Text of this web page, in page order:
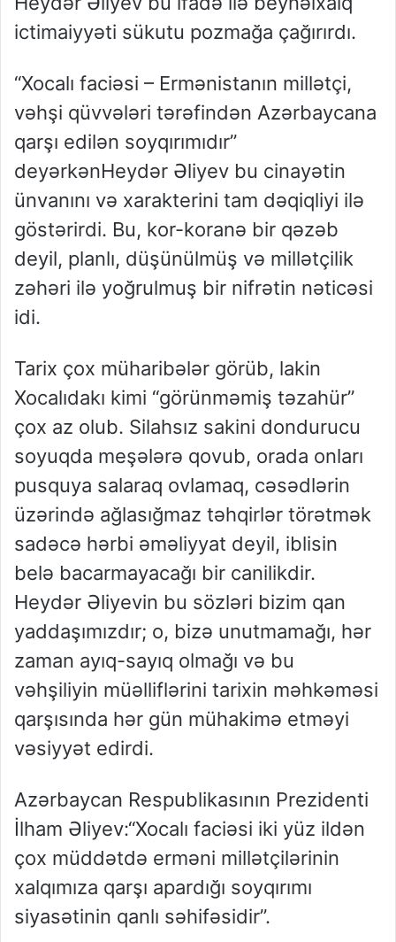
ictimaiyyəti sükutu pozmağa çağırırdı.
“Xocalı faciəsi – Ermənistanın millətçi,
vəhşi qüvvələri tərəfindən Azərbaycana
qarşı edilən soyqırımıdır”
deyərkənHeydər Əliyev bu cinayətin
ünvanını və xarakterini tam dəqiqliyi ilə
göstərirdi. Bu, kor-koranə bir qəzəb
deyil, planlı, düşünülmüş və millətçilik
zəhəri ilə yoğrulmuş bir nifrətin nəticəsi
idi.
Tarix çox müharibələr görüb, lakin
Xocalıdakı kimi “görünməmiş təzahür”
çox az olub. Silahsız sakini dondurucu
soyuqda meşələrə qovub, orada onları
pusquya salaraq ovlamaq, cəsədlərin
üzərində ağlasığmaz təhqirlər törətmək
sadəcə hərbi əməliyyat deyil, iblisin
belə bacarmayacağı bir canilikdir.
Heydər Əliyevin bu sözləri bizim qan
yaddaşımızdır; o, bizə unutmamağı, hər
zaman ayıq-sayıq olmağı və bu
vəhşiliyin müəlliflərini tarixin məhkəməsi
qarşısında hər gün mühakimə etməyi
vəsiyyət edirdi.
Azərbaycan Respublikasının Prezidenti
İlham Əliyev:“Xocalı faciəsi iki yüz ildən
çox müddətdə erməni millətçilərinin
xalqımıza qarşı apardığı soyqırımı
siyasətinin qanlı səhifəsidir”.